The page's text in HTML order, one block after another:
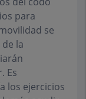
para
se
la
Es
los ejercicios